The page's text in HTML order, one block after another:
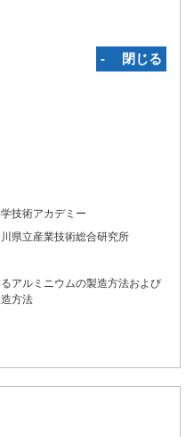
‐ 閉じる
技術アカデミー
県立産業技術総合研究所
アルミニウムの製造方法および
方法